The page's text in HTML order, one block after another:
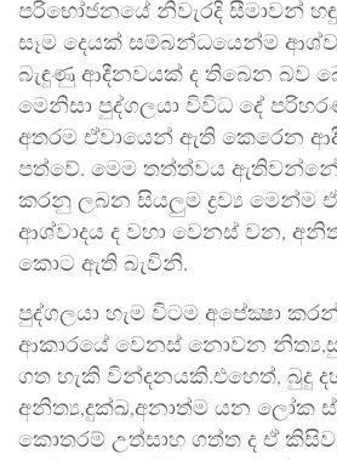
පරිභෝජනයේ නිවැරදි සීමාවන්
සෑම දෙයක් සම්බන්ධයෙන්ම
බැඳුණු ආදීනවයක් ද තිබෙන බව
මෙනිසා පුද්ගලයා විවිධ දේ
අතරම ඒවායෙන් ඇති කෙරෙන
පත්වේ. මෙම තත්ත්වය
කරනු ලබන සියලුම ද්‍රව්‍ය මෙන්ම
ආශ්වාදය ද වහා වෙනස් වන,
කොට ඇති බැවිනි.
පුද්ගලයා හැම විටම අපේක්‍ෂා
ආකාරයේ වෙනස් නොවන
ගත හැකි වින්දනයකි.එහෙත්, බුදු
අනිත්‍ය,දුක්ඛ,අනාත්ම යන ලෝක
කොතරම් උත්සාහ ගත්ත ද ඒ